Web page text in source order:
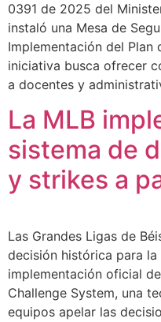
0391 de 2025 del
instaló una Mesa de
Implementación del Plan
iniciativa busca ofrecer
a docentes y
La MLB
sistema de
y strikes a
Las Grandes Ligas de
decisión histórica para
implementación oficial
Challenge System, una
equipos apelar las